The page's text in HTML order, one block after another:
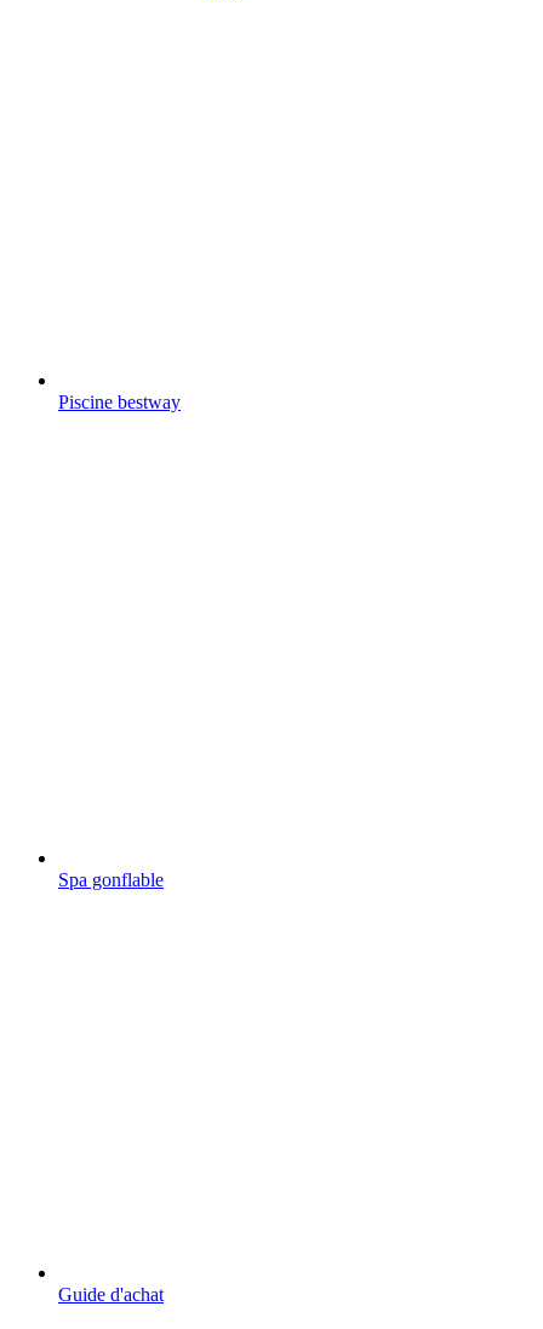
Piscine bestway
Spa gonflable
Guide d'achat